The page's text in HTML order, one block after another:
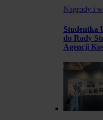
Nagrody i
Studentka
do Rady
Agencji